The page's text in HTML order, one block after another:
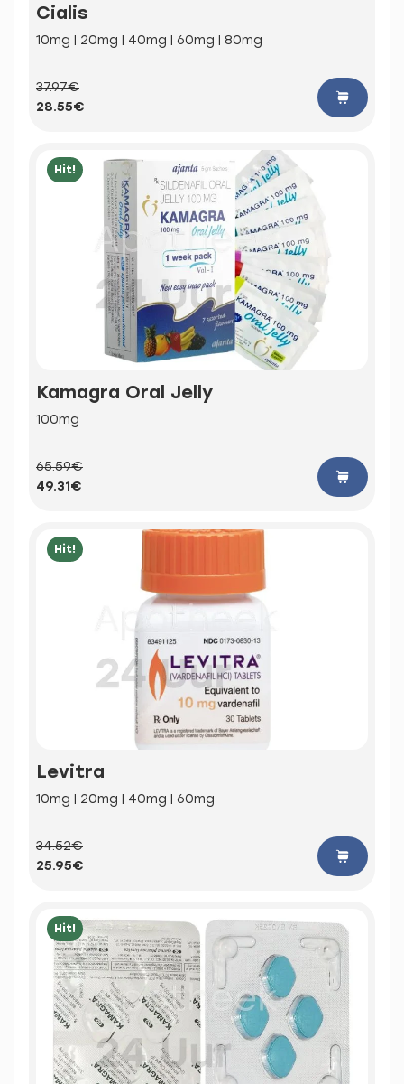
Cialis
10mg | 20mg | 40mg | 60mg | 80mg
37.97€
28.55€
Hit!
Kamagra Oral Jelly
100mg
65.59€
49.31€
Hit!
Levitra
10mg | 20mg | 40mg | 60mg
34.52€
25.95€
Hit!